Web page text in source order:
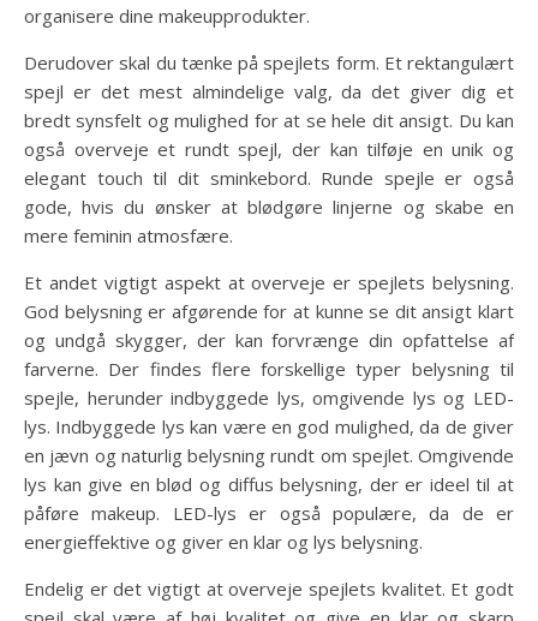
organisere dine makeupprodukter.
Derudover skal du tænke på spejlets form. Et rektangulært
spejl er det mest almindelige valg, da det giver dig et
bredt synsfelt og mulighed for at se hele dit ansigt. Du kan
også overveje et rundt spejl, der kan tilføje en unik og
elegant touch til dit sminkebord. Runde spejle er også
gode, hvis du ønsker at blødgøre linjerne og skabe en
mere feminin atmosfære.
Et andet vigtigt aspekt at overveje er spejlets belysning.
God belysning er afgørende for at kunne se dit ansigt klart
og undgå skygger, der kan forvrænge din opfattelse af
farverne. Der findes flere forskellige typer belysning til
spejle, herunder indbyggede lys, omgivende lys og LED-
lys. Indbyggede lys kan være en god mulighed, da de giver
en jævn og naturlig belysning rundt om spejlet. Omgivende
lys kan give en blød og diffus belysning, der er ideel til at
påføre makeup. LED-lys er også populære, da de er
energieffektive og giver en klar og lys belysning.
Endelig er det vigtigt at overveje spejlets kvalitet. Et godt